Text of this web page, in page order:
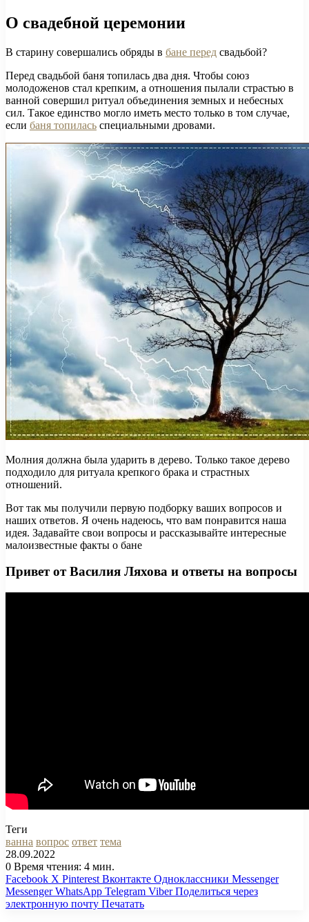
О свадебной церемонии
В старину совершались обряды в бане перед свадьбой?
Перед свадьбой баня топилась два дня. Чтобы союз
молодоженов стал крепким, а отношения пылали страстью в
ванной совершил ритуал объединения земных и небесных
сил. Такое единство могло иметь место только в том случае,
если баня топилась специальными дровами.
Молния должна была ударить в дерево. Только такое дерево
подходило для ритуала крепкого брака и страстных
отношений.
Вот так мы получили первую подборку ваших вопросов и
наших ответов. Я очень надеюсь, что вам понравится наша
идея. Задавайте свои вопросы и рассказывайте интересные
малоизвестные факты о бане
Привет от Василия Ляхова и ответы на вопросы
Теги
ванна вопрос ответ тема
28.09.2022
0 Время чтения: 4 мин.
Facebook X Pinterest Вконтакте Одноклассники Messenger
Messenger WhatsApp Telegram Viber Поделиться через
электронную почту Печатать